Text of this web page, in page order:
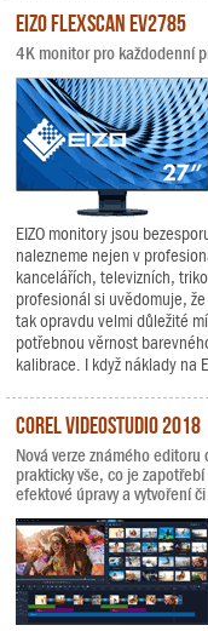
EIZO FlexScan EV2785
4K monitor pro každodenní
EIZO monitory jsou
nalezneme nejen v
kancelářích, televizních,
profesionál si uvědomuje,
tak opravdu velmi důležité
potřebnou věrnost
kalibrace. I když náklady na
Corel VideoStudio 2018
Nová verze známého
prakticky vše, co je
efektové úpravy a vytvoření